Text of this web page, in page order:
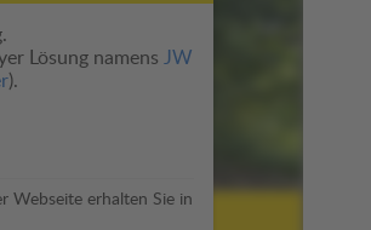
Lösung namens JW
).
Webseite erhalten Sie in